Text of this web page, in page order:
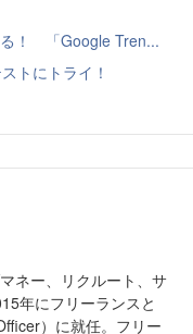
る！ 「Google Tren...
トにトライ！
ネー、リクルート、サ
年にフリーランスと
）に就任。フリー